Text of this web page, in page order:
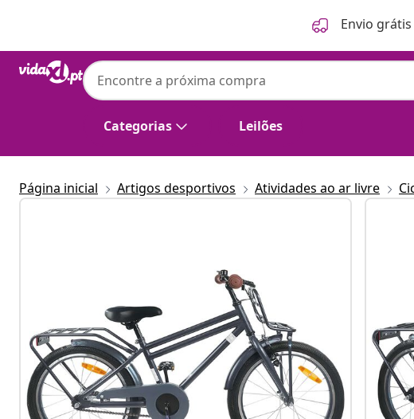
Envio
Categorias Leilões
Página inicial Artigos desportivos Atividades ao ar livre